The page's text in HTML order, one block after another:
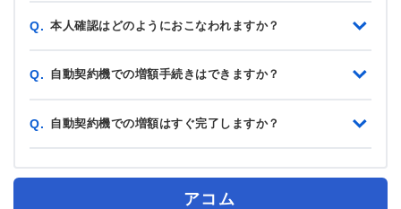
Q. 本人確認はどのようにおこなわれますか？
Q. 自動契約機での増額手続きはできますか？
Q. 自動契約機での増額はすぐ完了しますか？
アコム